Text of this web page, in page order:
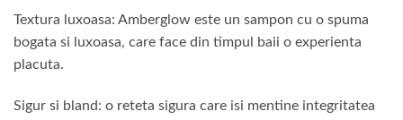
Textura luxoasa: Amberglow este un sampon cu o spuma
bogata si luxoasa, care face din timpul baii o experienta
placuta.
Sigur si bland: o reteta sigura care isi mentine integritatea